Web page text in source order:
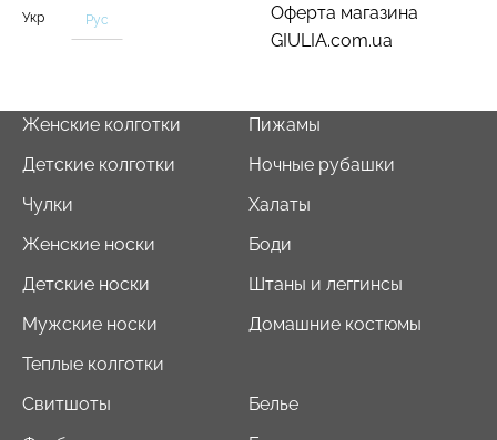
Оферта магазина
GIULIA.com.ua
Укр Рус
Женские колготки
Детские колготки
Чулки
Женские носки
Детские носки
Мужские носки
Теплые колготки
Пижамы
Ночные рубашки
Халаты
Боди
Штаны и леггинсы
Домашние костюмы
Свитшоты
Белье